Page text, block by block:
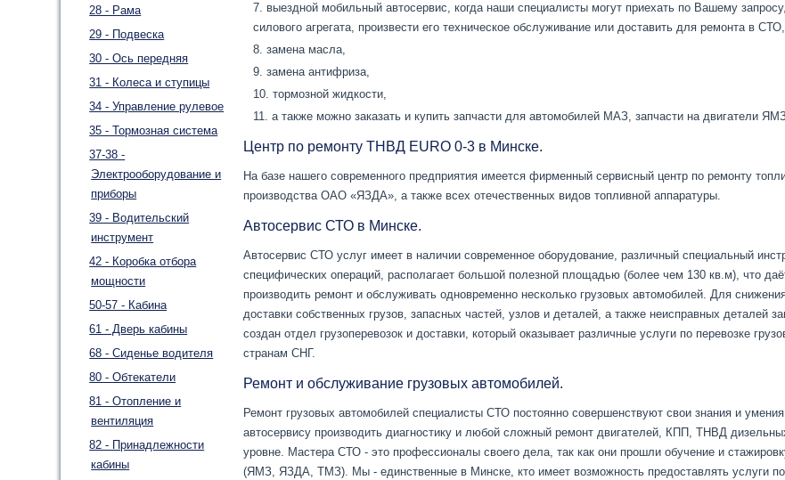
28 - Рама
29 - Подвеска
30 - Ось передняя
31 - Колеса и ступицы
34 - Управление рулевое
35 - Тормозная система
37-38 -
Электрооборудование и
приборы
39 - Водительский
инструмент
42 - Коробка отбора
мощности
50-57 - Кабина
61 - Дверь кабины
68 - Сиденье водителя
80 - Обтекатели
81 - Отопление и
вентиляция
82 - Принадлежности
кабины
выездной мобильный автосервис, когда наши специалисты могут приехать по Вашему
силового агрегата, произвести его техническое обслуживание или доставить для ремонта в СТО,
замена масла,
замена антифриза,
тормозной жидкости,
а также можно заказать и купить запчасти для автомобилей МАЗ, запчасти на двигатели
Центр по ремонту ТНВД EURO 0-3 в Минске.
На базе нашего современного предприятия имеется фирменный сервисный центр по ремонту
производства ОАО «ЯЗДА», а также всех отечественных видов топливной аппаратуры.
Автосервис СТО в Минске.
Автосервис СТО услуг имеет в наличии современное оборудование, различный специальный
специфических операций, располагает большой полезной площадью (более чем 130 кв.м), что
производить ремонт и обслуживать одновременно несколько грузовых автомобилей. Для
доставки собственных грузов, запасных частей, узлов и деталей, а также неисправных деталей
создан отдел грузоперевозок и доставки, который оказывает различные услуги по перевозке
странам СНГ.
Ремонт и обслуживание грузовых автомобилей.
Ремонт грузовых автомобилей специалисты СТО постоянно совершенствуют свои знания и
автосервису производить диагностику и любой сложный ремонт двигателей, КПП, ТНВД
уровне. Мастера СТО - это профессионалы своего дела, так как они прошли обучение и
(ЯМЗ, ЯЗДА, ТМЗ). Мы - единственные в Минске, кто имеет возможность предоставлять услуги по